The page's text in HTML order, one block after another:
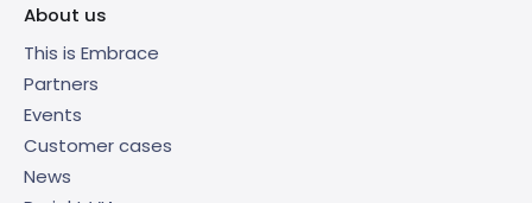
About us
This is Embrace
Partners
Events
Customer cases
News